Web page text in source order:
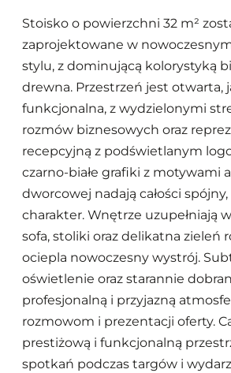
Stoisko o powierzchni 32 m²
zaprojektowane w
stylu, z dominującą kolorystyką
drewna. Przestrzeń jest otwarta,
funkcjonalna, z wydzielonymi
rozmów biznesowych oraz
recepcyjną z podświetlanym
czarno-białe grafiki z motywami
dworcowej nadają całości
charakter. Wnętrze uzupełniają
sofa, stoliki oraz delikatna zieleń
ociepla nowoczesny wystrój.
oświetlenie oraz starannie
profesjonalną i przyjazną
rozmowom i prezentacji oferty.
prestiżową i funkcjonalną
spotkań podczas targów i